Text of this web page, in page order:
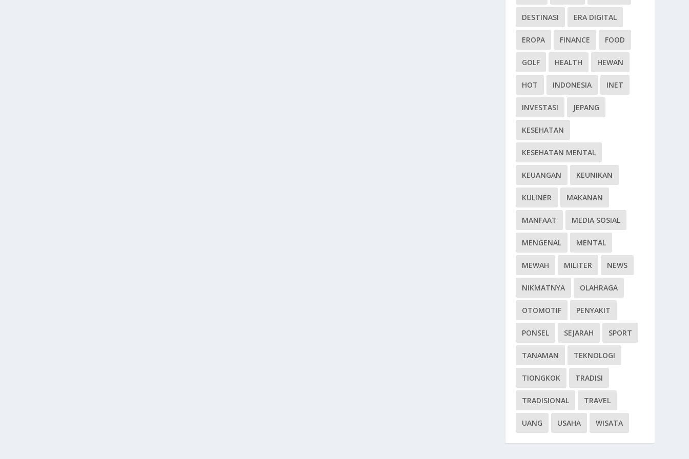
DESTINASI ERA DIGITAL
EROPA FINANCE FOOD
GOLF HEALTH HEWAN
HOT INDONESIA INET
INVESTASI JEPANG
KESEHATAN
KESEHATAN MENTAL
KEUANGAN KEUNIKAN
KULINER MAKANAN
MANFAAT MEDIA SOSIAL
MENGENAL MENTAL
MEWAH MILITER NEWS
NIKMATNYA OLAHRAGA
OTOMOTIF PENYAKIT
PONSEL SEJARAH SPORT
TANAMAN TEKNOLOGI
TIONGKOK TRADISI
TRADISIONAL TRAVEL
UANG USAHA WISATA